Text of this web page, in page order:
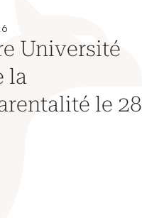
Université
la
le 28